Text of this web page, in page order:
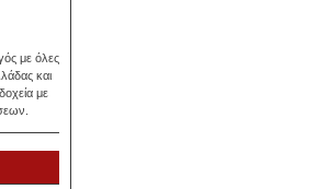
με όλες
και
με